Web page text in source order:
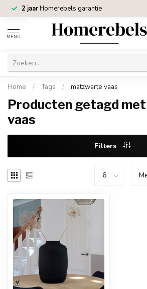
2 jaarHomerebels garantie
MENU
Home / Tags / matzwarte vaas
Producten getagd
vaas
Filters